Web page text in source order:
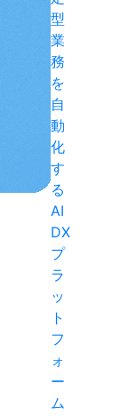
型
業
務
を
自
動
化
す
る
AI
DX
プ
ラ
ッ
ト
フ
ォ
ー
ム